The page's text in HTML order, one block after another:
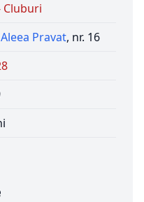
Cluburi
Aleea Pravat, nr. 16